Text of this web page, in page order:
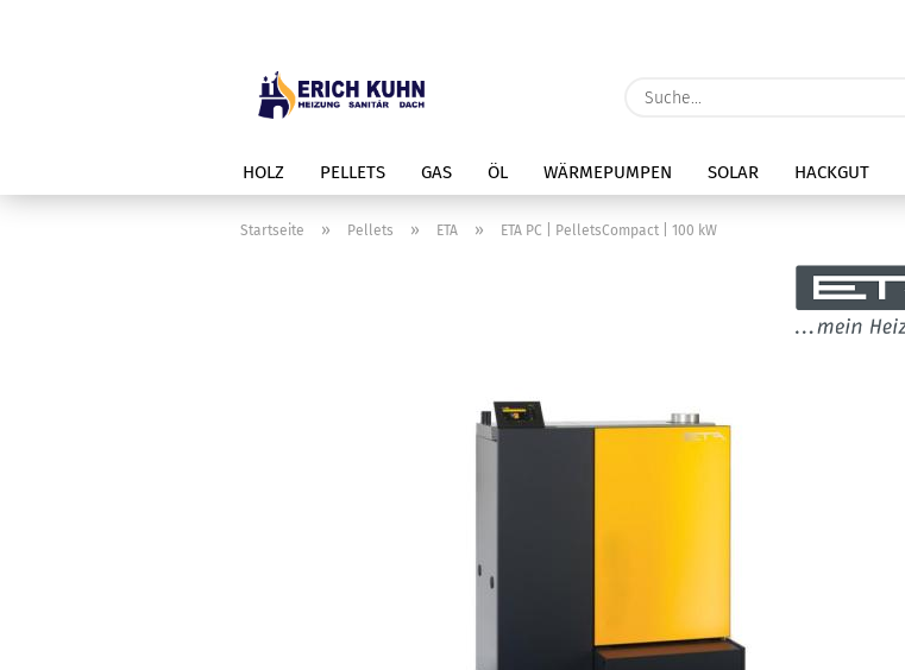
HOLZ PELLETS GAS ÖL WÄRMEPUMPEN SOLAR HACKGUT
Startseite » Pellets » ETA » ETA PC | PelletsCompact | 100 kW